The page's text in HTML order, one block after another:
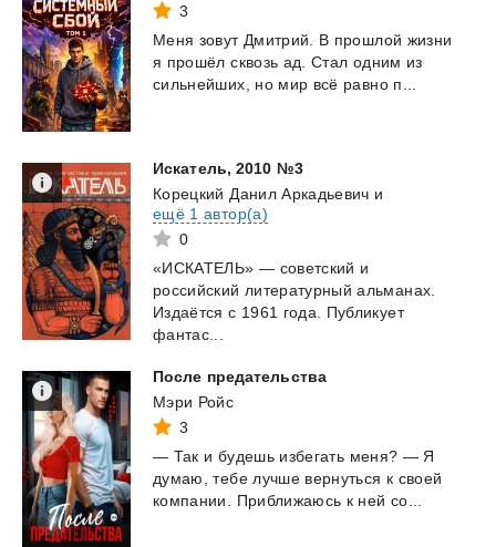
3
Меня зовут Дмитрий. В прошлой жизни
я прошёл сквозь ад. Стал одним из
сильнейших,
но мир всё равно п...
Искатель, 2010 №3
Корецкий Данил Аркадьевич и
ещё 1 автор(а)
0
«ИСКАТЕЛЬ» — советский и
российский литературный альманах.
Издаётся с 1961 года. Публикует
фантас...
После предательства
Мэри Ройс
3
— Так и будешь избегать меня? — Я
думаю,
тебе лучше вернуться к своей
компании.
Приближаюсь к ней со...